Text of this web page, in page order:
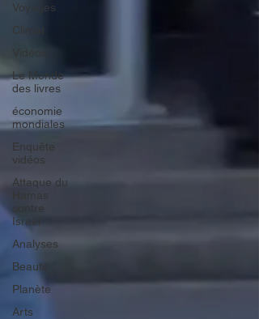
Voyages
Climat
Le Monde
des livres
économie
mondiales
Enquête
vidéos
Attaque du
Hamas
contre
Israël
Analyses
Beauté
Planète
Arts